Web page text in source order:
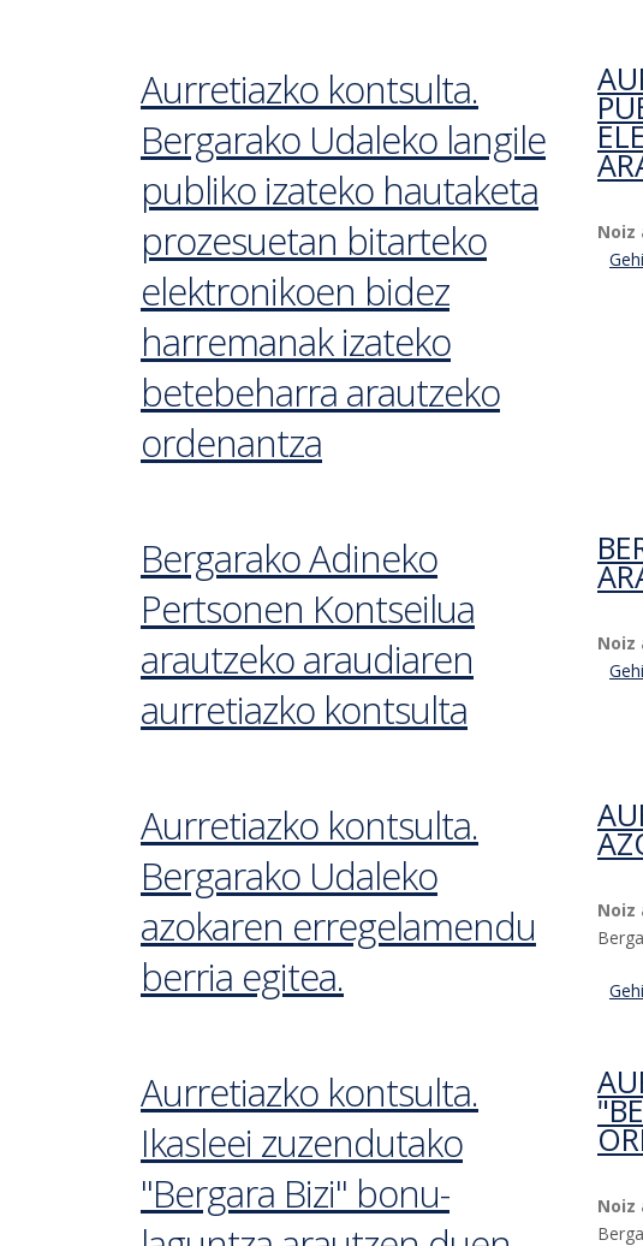
Aurretiazko kontsulta.
Bergarako Udaleko langile
publiko izateko hautaketa
prozesuetan bitarteko
elektronikoen bidez
harremanak izateko
betebeharra arautzeko
ordenantza
Noiz
Bergarako Adineko
Pertsonen Kontseilua
arautzeko araudiaren
aurretiazko kontsulta
Noiz
Aurretiazko kontsulta.
Bergarako Udaleko
azokaren erregelamendu
berria egitea.
Noiz
Aurretiazko kontsulta.
Ikasleei zuzendutako
"Bergara Bizi" bonu-
Noiz